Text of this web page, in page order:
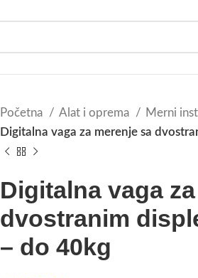
Početna Alat i oprema
Merni
Digitalna vaga za merenje sa
Digitalna vaga
dvostranim
– do 40kg